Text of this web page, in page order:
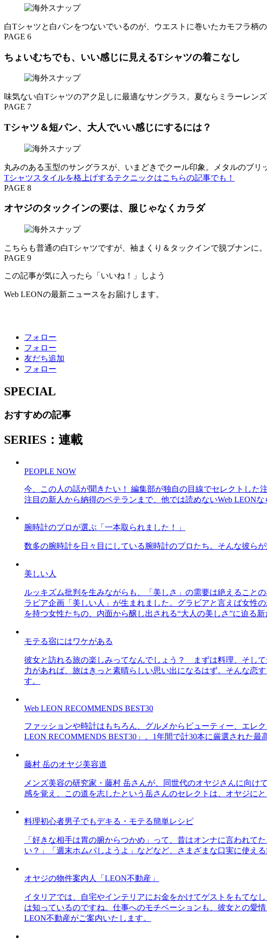
白Tシャツと白パンをつないでいるのが、ウエストに巻いたカモフラ柄
PAGE 6
ちょいむちでも、いい感じに見えるTシャツの着こなし
味気ない白Tシャツのアク足しに最適なサングラス。夏ならミラーレン
PAGE 7
Tシャツ＆短パン、大人でいい感じにするには？
丸みのある玉型のサングラスが、いまどきでクール印象。メタルのブリ
Tシャツスタイルを格上げするテクニックはこちらの記事でも！
PAGE 8
オヤジのタックインの要は、服じゃなくカラダ
こちらも普通の白Tシャツですが、袖まくり＆タックインで脱ブナンに
PAGE 9
この記事が気に入ったら「いいね！」しよう
Web LEONの最新ニュースをお届けします。
フォロー
フォロー
友だち追加
フォロー
SPECIAL
おすすめの記事
SERIES：連載
PEOPLE NOW
今、この人の話が聞きたい！ 編集部が独自の目線でセレクトした
注目の新人から納得のベテランまで、他では読めないWeb LEON
腕時計のプロが選ぶ「一本取られました！」
数多の腕時計を日々目にしている腕時計のプロたち。そんな彼ら
美しい人
ルッキズム批判を生みながらも、「美しさ」の需要は絶えること
ラビア企画「美しい人」が生まれました。グラビアと言えば女性
を持つ女性たちの、内面から醸し出される“大人の美しさ”に迫る新
モテる宿にはワケがある
彼女と訪れる旅の楽しみってなんでしょう？ まずは料理、そし
力があれば、旅はきっと素晴らしい思い出になるはず。そんな恋
す。
Web LEON RECOMMENDS BEST30
ファッションや時計はもちろん、グルメからビューティー、エレ
LEON RECOMMENDS BEST30」。1年間で計30本に厳選された
藤村 岳のオヤジ美容道
メンズ美容の研究家・藤村 岳さんが、同世代のオヤジさんに向
感を覚え、この道を志したという岳さんのセレクトは、オヤジに
料理初心者男子でもデキる・モテる簡単レシピ
「好きな相手は胃の腑からつかめ」って、昔はオンナに言われ
い？」「週末ホムパしようよ」などなど、さまざまな口実に使え
オヤジの物件案内人「LEON不動産」
イタリアでは、自宅やインテリアにお金をかけてゲストをもてな
は知っているのですね。仕事へのモチベーションも、彼女との愛
LEON不動産がご案内いたします。